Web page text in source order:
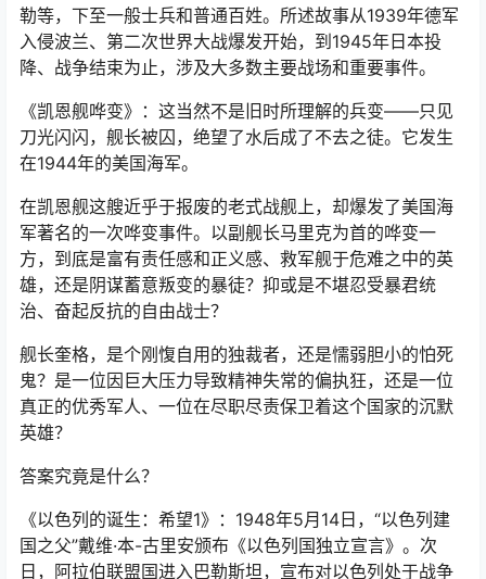
勒等，下至一般士兵和普通百姓。所述故事从1939年德军
入侵波兰、第二次世界大战爆发开始，到1945年日本投
降、战争结束为止，涉及大多数主要战场和重要事件。
《凯恩舰哗变》：这当然不是旧时所理解的兵变——只见
刀光闪闪，舰长被囚，绝望了水后成了不去之徒。它发生
在1944年的美国海军。
在凯恩舰这艘近乎于报废的老式战舰上，却爆发了美国海
军著名的一次哗变事件。以副舰长马里克为首的哗变一
方，到底是富有责任感和正义感、救军舰于危难之中的英
雄，还是阴谋蓄意叛变的暴徒？抑或是不堪忍受暴君统
治、奋起反抗的自由战士？
舰长奎格，是个刚愎自用的独裁者，还是懦弱胆小的怕死
鬼？是一位因巨大压力导致精神失常的偏执狂，还是一位
真正的优秀军人、一位在尽职尽责保卫着这个国家的沉默
英雄？
答案究竟是什么？
《以色列的诞生：希望1》：1948年5月14日，“以色列建
国之父”戴维·本-古里安颁布《以色列国独立宣言》。次
日，阿拉伯联盟国进入巴勒斯坦，宣布对以色列处于战争